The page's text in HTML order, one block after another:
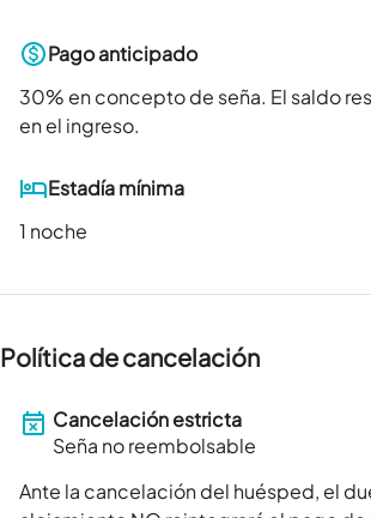
Pago anticipado
30% en concepto de seña. El saldo
en el ingreso.
Estadía mínima
1 noche
Política de cancelación
Cancelación estricta
Seña no reembolsable
Ante la cancelación del huésped, el